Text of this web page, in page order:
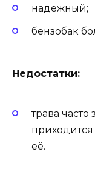
надежный;
бензобак
Недостатки:
трава часто
приходится
её.